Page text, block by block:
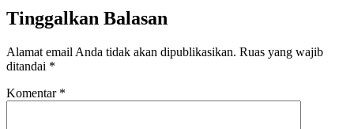
Tinggalkan Balasan
Alamat email Anda tidak akan dipublikasikan. Ruas yang wajib
ditandai *
Komentar *